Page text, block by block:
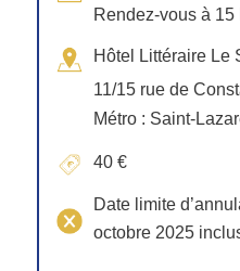
Rendez-vous à 15
Hôtel Littéraire Le
11/15 rue de
Métro : Saint-
40 €
Date limite
octobre 2025